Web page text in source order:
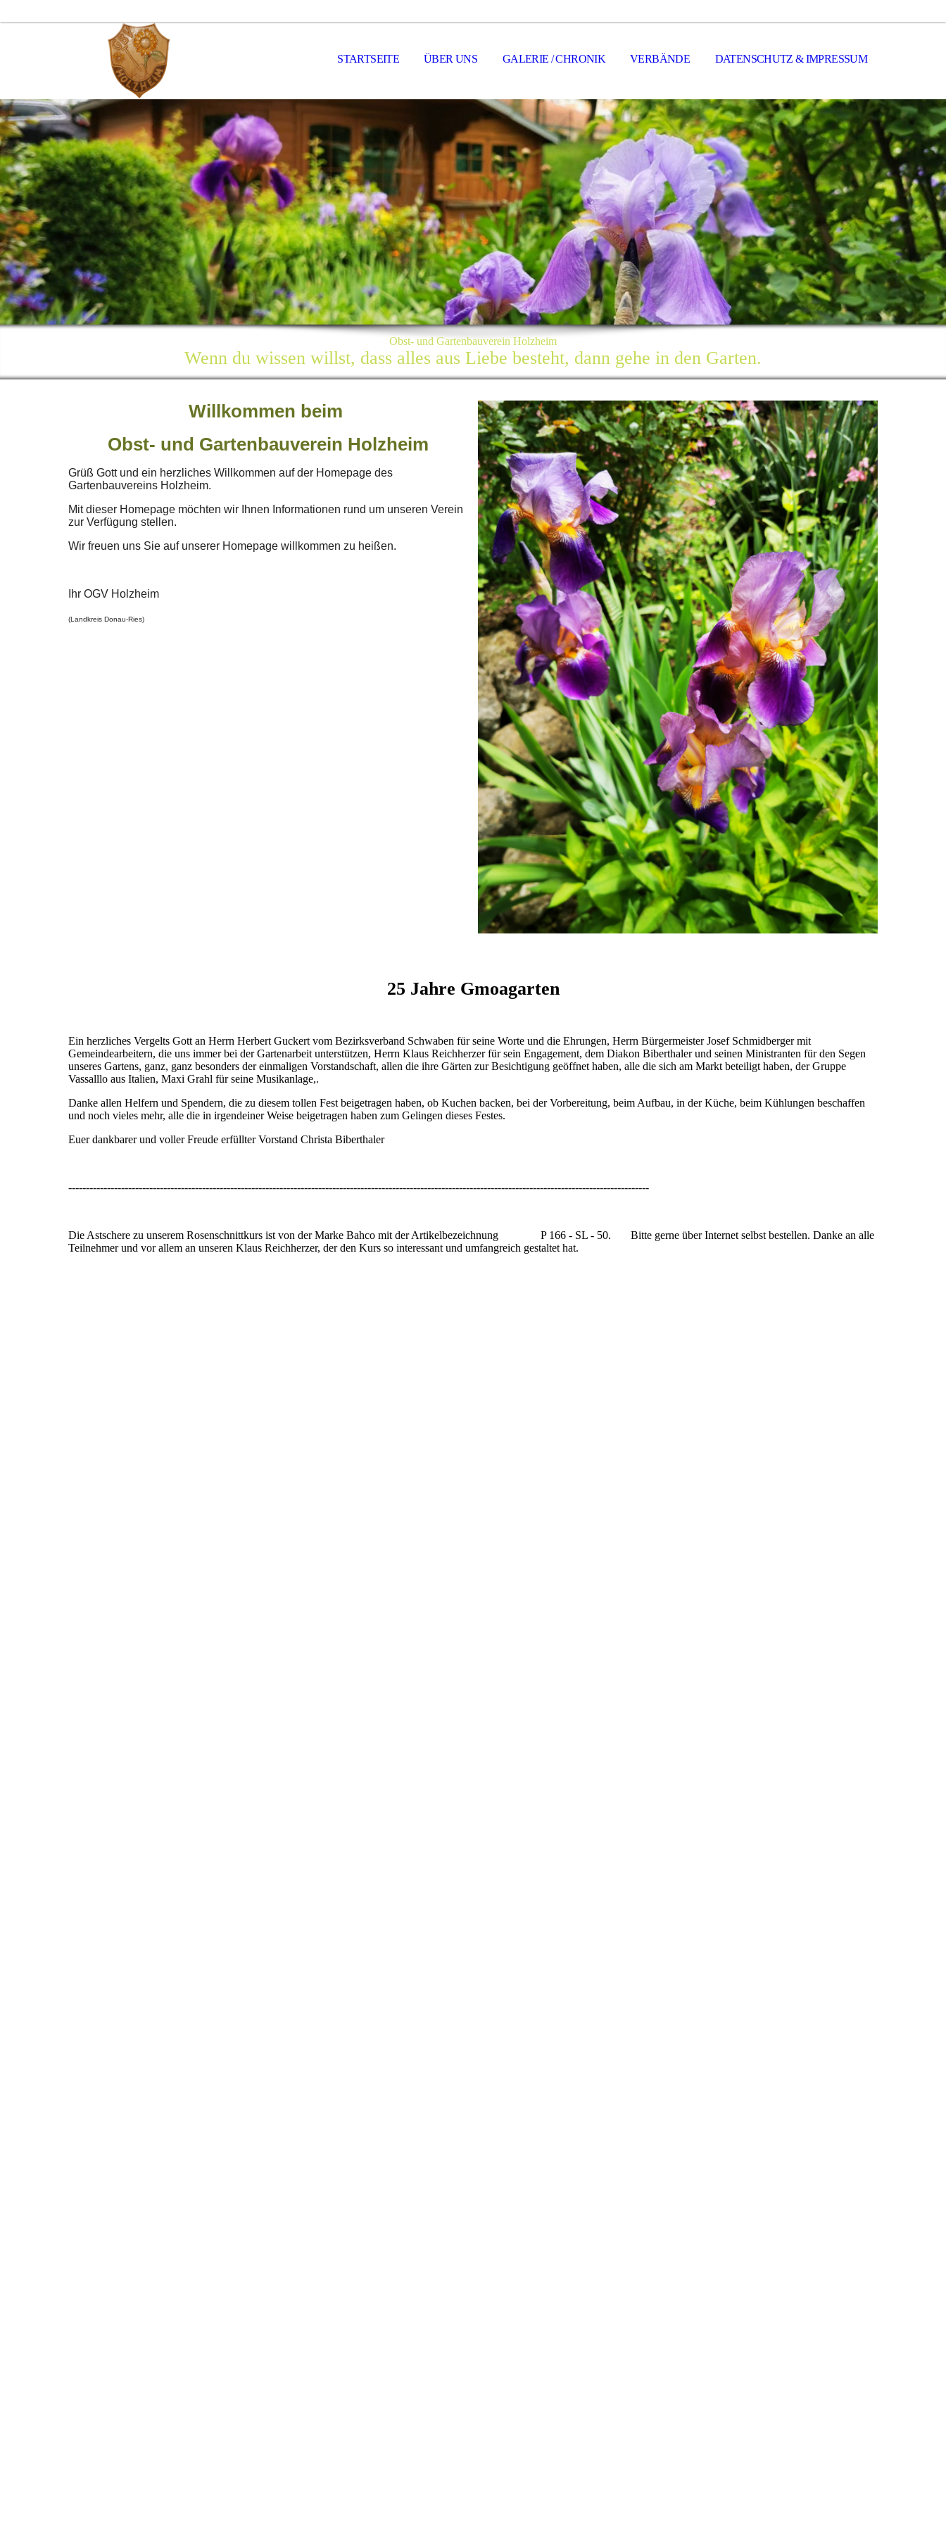
STARTSEITE ÜBER UNS GALERIE / CHRONIK VERBÄNDE DATENSCHUTZ & IMPRESSUM
Obst- und Gartenbauverein Holzheim
Wenn du wissen willst, dass alles aus Liebe besteht, dann gehe in den Garten.
Willkommen beim
Obst- und Gartenbauverein Holzheim
Grüß Gott und ein herzliches Willkommen auf der Homepage des
Gartenbauvereins Holzheim.
Mit dieser Homepage möchten wir Ihnen Informationen rund um unseren Verein
zur Verfügung stellen.
Wir freuen uns Sie auf unserer Homepage willkommen zu heißen.
Ihr OGV Holzheim
(Landkreis Donau-Ries)
25 Jahre Gmoagarten
Ein herzliches Vergelts Gott an Herrn Herbert Guckert vom Bezirksverband Schwaben für seine Worte und die Ehrungen, Herrn Bürgermeister Josef Schmidberger mit
Gemeindearbeitern, die uns immer bei der Gartenarbeit unterstützen, Herrn Klaus Reichherzer für sein Engagement, dem Diakon Biberthaler und seinen Ministranten für den Segen
unseres Gartens, ganz, ganz besonders der einmaligen Vorstandschaft, allen die ihre Gärten zur Besichtigung geöffnet haben, alle die sich am Markt beteiligt haben, der Gruppe
Vassalllo aus Italien, Maxi Grahl für seine Musikanlage,.
Danke allen Helfern und Spendern, die zu diesem tollen Fest beigetragen haben, ob Kuchen backen, bei der Vorbereitung, beim Aufbau, in der Küche, beim Kühlungen beschaffen
und noch vieles mehr, alle die in irgendeiner Weise beigetragen haben zum Gelingen dieses Festes.
Euer dankbarer und voller Freude erfüllter Vorstand Christa Biberthaler
---------------------------------------------------------------------------------------------------------------------------------------------------------------------
Die Astschere zu unserem Rosenschnittkurs ist von der Marke Bahco mit der Artikelbezeichnung P 166 - SL - 50. Bitte gerne über Internet selbst bestellen. Danke an alle
Teilnehmer und vor allem an unseren Klaus Reichherzer, der den Kurs so interessant und umfangreich gestaltet hat.